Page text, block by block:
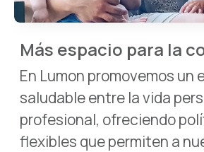
Más espacio para la
En Lumon promovemos un
saludable entre la vida
profesional, ofreciendo
flexibles que permiten a